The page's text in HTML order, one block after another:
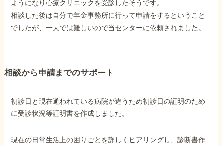
他社と何が違うの？
当事務所に
ようになり心療クリニックを受診したそうです。
相談した後は自分で年金事務所に行って申請をするということ
でしたが、一人では難しいので当センターに依頼されました。
相談から申請までのサポート
初診日と現在通われている病院が違うため初診日の証明のため
に受診状況等証明書を作成しました。
現在の日常生活上の困りごとを詳しくヒアリングし、診断書作